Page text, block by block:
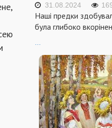
31.08.2024
Наші предки
була глибоко
...